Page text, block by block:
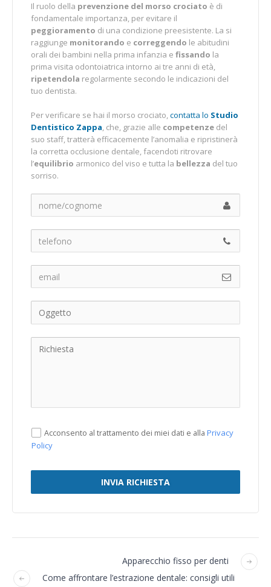
Il ruolo della prevenzione del morso crociato è di
fondamentale importanza, per evitare il
peggioramento di una condizione preesistente. La si
raggiunge monitorando e correggendo le abitudini
orali dei bambini nella prima infanzia e fissando la
prima visita odontoiatrica intorno ai tre anni di età,
ripetendola regolarmente secondo le indicazioni del
tuo dentista.
Per verificare se hai il morso crociato,contatta lo Studio
Dentistico Zappa, che, grazie alle competenze del
suo staff, tratterà efficacemente l’anomalia e ripristinerà
la corretta occlusione dentale, facendoti ritrovare
l’equilibrio armonico del viso e tutta la bellezza del tuo
sorriso.
Acconsento al trattamento dei miei dati e alla Privacy
Policy
INVIA RICHIESTA
Apparecchio fisso per denti
Come affrontare l’estrazione dentale: consigli utili